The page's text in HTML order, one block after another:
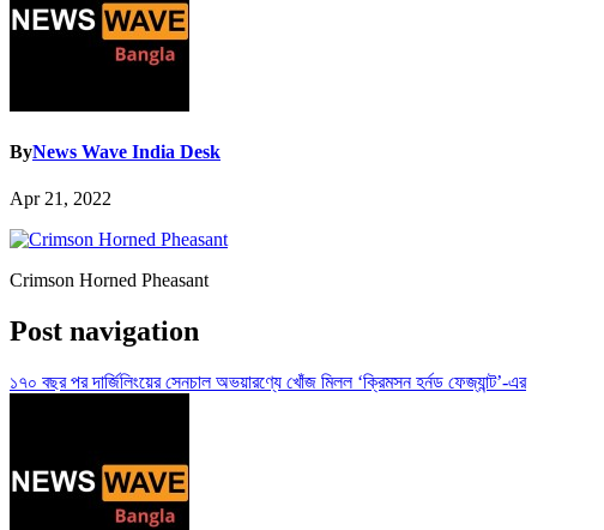
ByNews Wave India Desk
Apr 21, 2022
Crimson Horned Pheasant
Post navigation
১৭০ বছর পর দার্জিলিংয়ের সেনচাল অভয়ারণ্যে খোঁজ মিলল ‘ক্রিমসন হর্নড ফেজ্যান্ট’-এর